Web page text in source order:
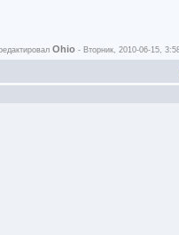
Ohio - Вторник, 2010-06-15,